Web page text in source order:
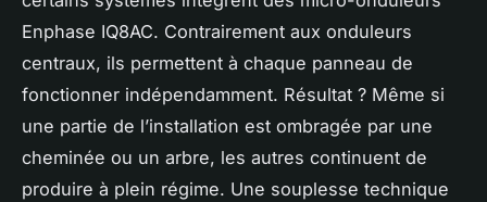
Enphase IQ8AC. Contrairement aux onduleurs
centraux, ils permettent à chaque panneau de
fonctionner indépendamment. Résultat ? Même si
une partie de l’installation est ombragée par une
cheminée ou un arbre, les autres continuent de
produire à plein régime. Une souplesse technique